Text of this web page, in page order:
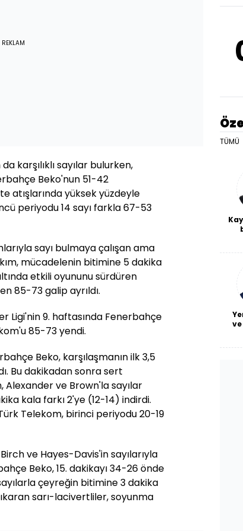
REKLAM
karşılıklı sayılar bulurken,
Beko'nun 51-42
atışlarında yüksek yüzdeyle
periyodu 14 sayı farkla 67-53
sayı bulmaya çalışan ama
mücadelenin bitimine 5 dakika
etkili oyununu sürdüren
85-73 galip ayrıldı.
Ligi'nin 9. haftasında Fenerbahçe
85-73 yendi.
Beko, karşılaşmanın ilk 3,5
Bu dakikadan sonra sert
ve Brown'la sayılar
kala farkı 2'ye (12-14) indirdi.
Telekom, birinci periyodu 20-19
ve Hayes-Davis'in sayılarıyla
Beko, 15. dakikayı 34-26 önde
çeyreğin bitimine 3 dakika
sarı-lacivertliler, soyunma
TÜMÜ